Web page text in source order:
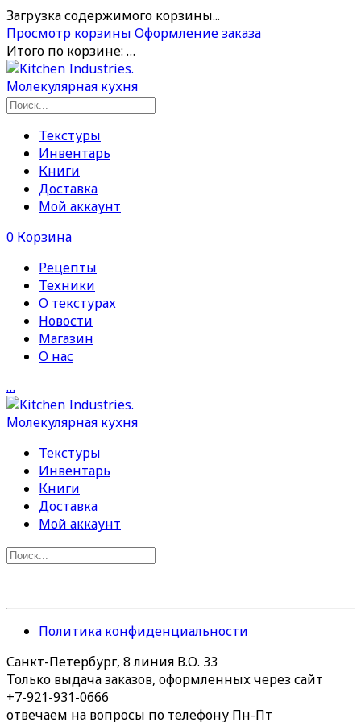
Загрузка содержимого корзины...
Просмотр корзины Оформление заказа
Итого по корзине: …
Текстуры
Инвентарь
Книги
Доставка
Мой аккаунт
0 Корзина
Рецепты
Техники
О текстурах
Новости
Магазин
О нас
…
Текстуры
Инвентарь
Книги
Доставка
Мой аккаунт
Политика конфиденциальности
Санкт-Петербург, 8 линия В.О. 33
Только выдача заказов, оформленных через сайт
+7-921-931-0666
отвечаем на вопросы по телефону Пн-Пт